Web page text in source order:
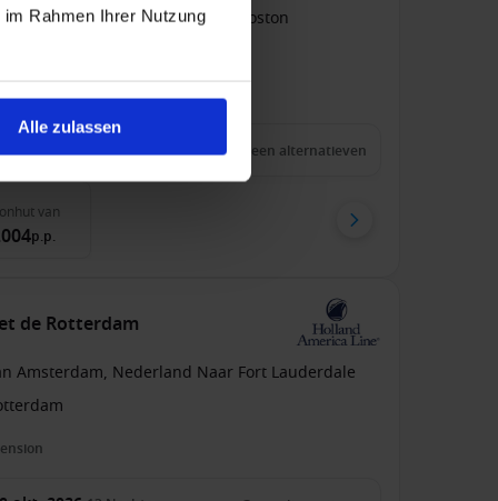
Rahmen Ihrer Nutzung
Alle zulassen
Amsterdam, Nederland Naar Boston
2028 28Nachten Geen alternatieven
van
p.p.
de Rotterdam
Amsterdam, Nederland Naar Fort Lauderdale